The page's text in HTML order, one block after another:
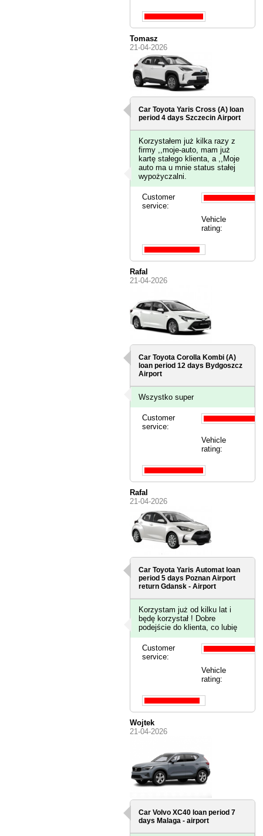
Tomasz
21-04-2026
Car Toyota Yaris Cross (A) loan
period 4 daysSzczecin Airport
Korzystałem już kilka razy z
firmy ,,moje-auto, mam już
kartę stałego klienta, a ,,Moje
auto ma u mnie status stałej
wypożyczalni.
Customer
service:
Vehicle
rating:
Rafal
21-04-2026
Car Toyota Corolla Kombi (A)
loan period 12 daysBydgoszcz
Airport
Wszystko super
Customer
service:
Vehicle
rating:
Rafal
21-04-2026
Car Toyota Yaris Automat loan
period 5 daysPoznan Airport
return Gdansk - Airport
Korzystam już od kilku lat i
będę korzystał ! Dobre
podejście do klienta, co lubię
Customer
service:
Vehicle
rating:
Wojtek
21-04-2026
Car Volvo XC40 loan period 7
days Malaga - airport